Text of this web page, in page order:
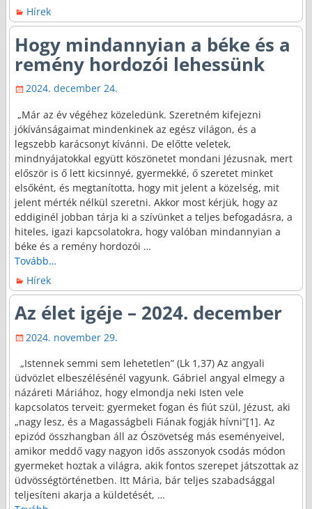
Hírek
Hogy mindannyian a béke és a
remény hordozói lehessünk
2024. december 24.
„Már az év végéhez közeledünk. Szeretném kifejezni
jókívánságaimat mindenkinek az egész világon, és a
legszebb karácsonyt kívánni. De előtte veletek,
mindnyájatokkal együtt köszönetet mondani Jézusnak, mert
először is ő lett kicsinnyé, gyermekké, ő szeretet minket
elsőként, és megtanította, hogy mit jelent a közelség, mit
jelent mérték nélkül szeretni. Akkor most kérjük, hogy az
eddiginél jobban tárja ki a szívünket a teljes befogadásra, a
hiteles, igazi kapcsolatokra, hogy valóban mindannyian a
béke és a remény hordozói …
Tovább…
Hírek
Az élet igéje – 2024. december
2024. november 29.
„Istennek semmi sem lehetetlen” (Lk 1,37) Az angyali
üdvözlet elbeszélésénél vagyunk. Gábriel angyal elmegy a
názáreti Máriához, hogy elmondja neki Isten vele
kapcsolatos terveit: gyermeket fogan és fiút szül, Jézust, aki
„nagy lesz, és a Magasságbeli Fiának fogják hívni”[1]. Az
epizód összhangban áll az Ószövetség más eseményeivel,
amikor meddő vagy nagyon idős asszonyok csodás módon
gyermeket hoztak a világra, akik fontos szerepet játszottak az
üdvösségtörténetben. Itt Mária, bár teljes szabadsággal
teljesíteni akarja a küldetését, …